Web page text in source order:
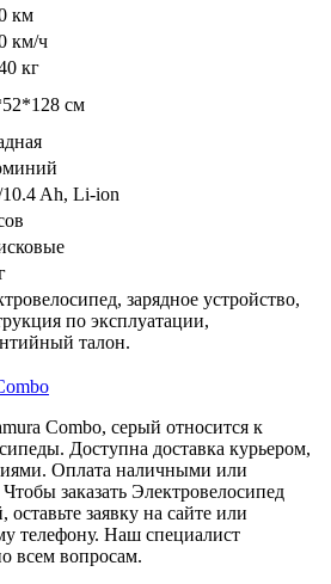
км
км/ч
кг
см
Ah, Li-ion
зарядное устройство,
по эксплуатации,
талон.
Combo, серый относится к
Доступна доставка курьером,
Оплата наличными или
заказать Электровелосипед
заявку на сайте или
телефону. Наш специалист
всем вопросам.